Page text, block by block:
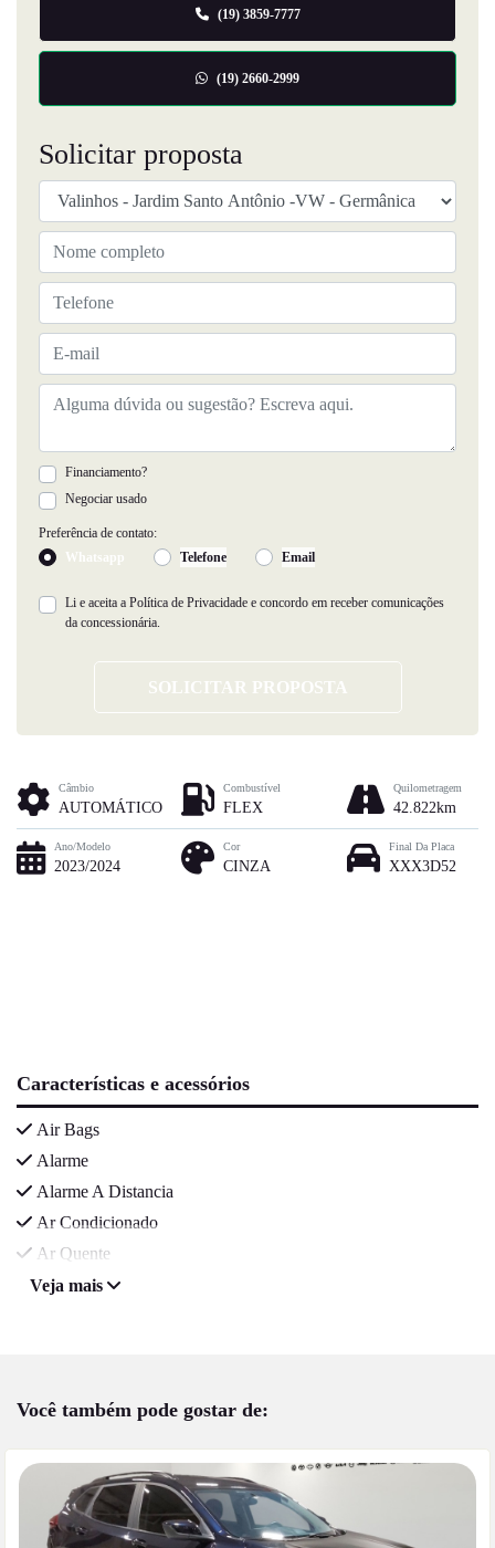
(19) 3859-7777
(19) 2660-2999
Solicitar proposta
Financiamento?
Negociar usado
Preferência de contato:
Whatsapp
Telefone Email
Li e aceita a Política de Privacidade e concordo em receber comunicações
da concessionária.
SOLICITAR PROPOSTA
Câmbio
AUTOMÁTICO
Combustível
FLEX
Quilometragem
42.822km
Ano/Modelo
2023/2024
Cor
CINZA
Final Da Placa
XXX3D52
Características e acessórios
Air Bags
Alarme
Alarme A Distancia
Ar Condicionado
Ar Quente
Veja mais
Você também pode gostar de: